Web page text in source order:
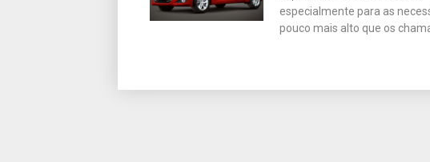
especialmente para as
pouco mais alto que os